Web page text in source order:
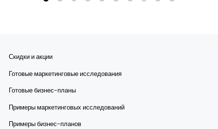
Скидки и акции
Готовые маркетинговые исследования
Готовые бизнес-планы
Примеры маркетинговых исследований
Примеры бизнес-планов